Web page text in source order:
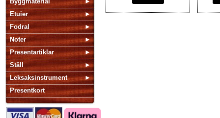
Etuier
Fodral
Noter
Presentartiklar
Ställ
Leksaksinstrument
Presentkort